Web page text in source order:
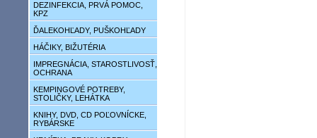
DEZINFEKCIA, PRVÁ POMOC,
KPZ
ĎALEKOHĽADY, PUŠKOHĽADY
HÁČIKY, BIŽUTÉRIA
IMPREGNÁCIA, STAROSTLIVOSŤ,
OCHRANA
KEMPINGOVÉ POTREBY,
STOLIČKY, LEHÁTKA
KNIHY, DVD, CD POĽOVNÍCKE,
RYBÁRSKE